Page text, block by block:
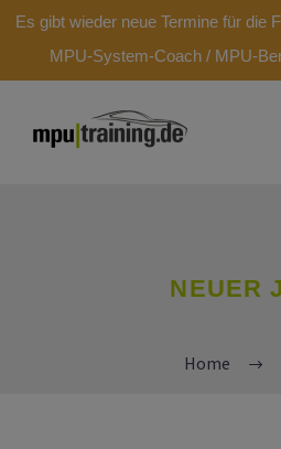
Es gibt wieder neue Termine für die
MPU-System-Coach / MPU-
NEUER
Home